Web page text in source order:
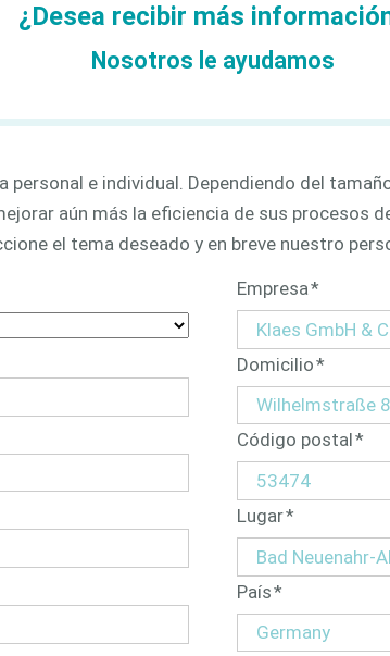
¿Desea recibir más
Nosotros le ayudamos
e individual. Dependiendo del
aún más la eficiencia de sus procesos
el tema deseado y en breve nuestro
Campo
obligatorio
Empresa*
Campo
obligatorio
Domicilio*
Campo
obligatorio
Código postal*
Campo
obligatorio
Lugar*
Campo
obligatorio
País*